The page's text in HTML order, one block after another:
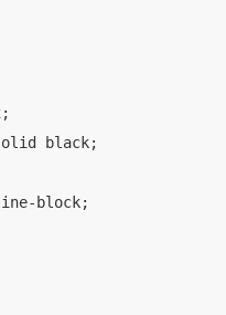
;
black;
block;